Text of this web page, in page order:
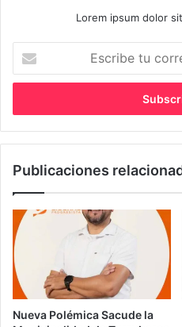
Lorem ipsum dolor
correo
Publicaciones
Nueva Polémica Sacude la